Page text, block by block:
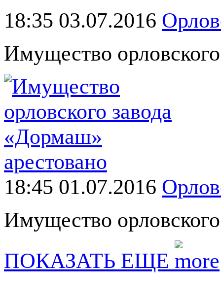
18:35 03.07.2016
Имущество
18:45 01.07.2016
Имущество
ПОКАЗАТЬ ЕЩЕ